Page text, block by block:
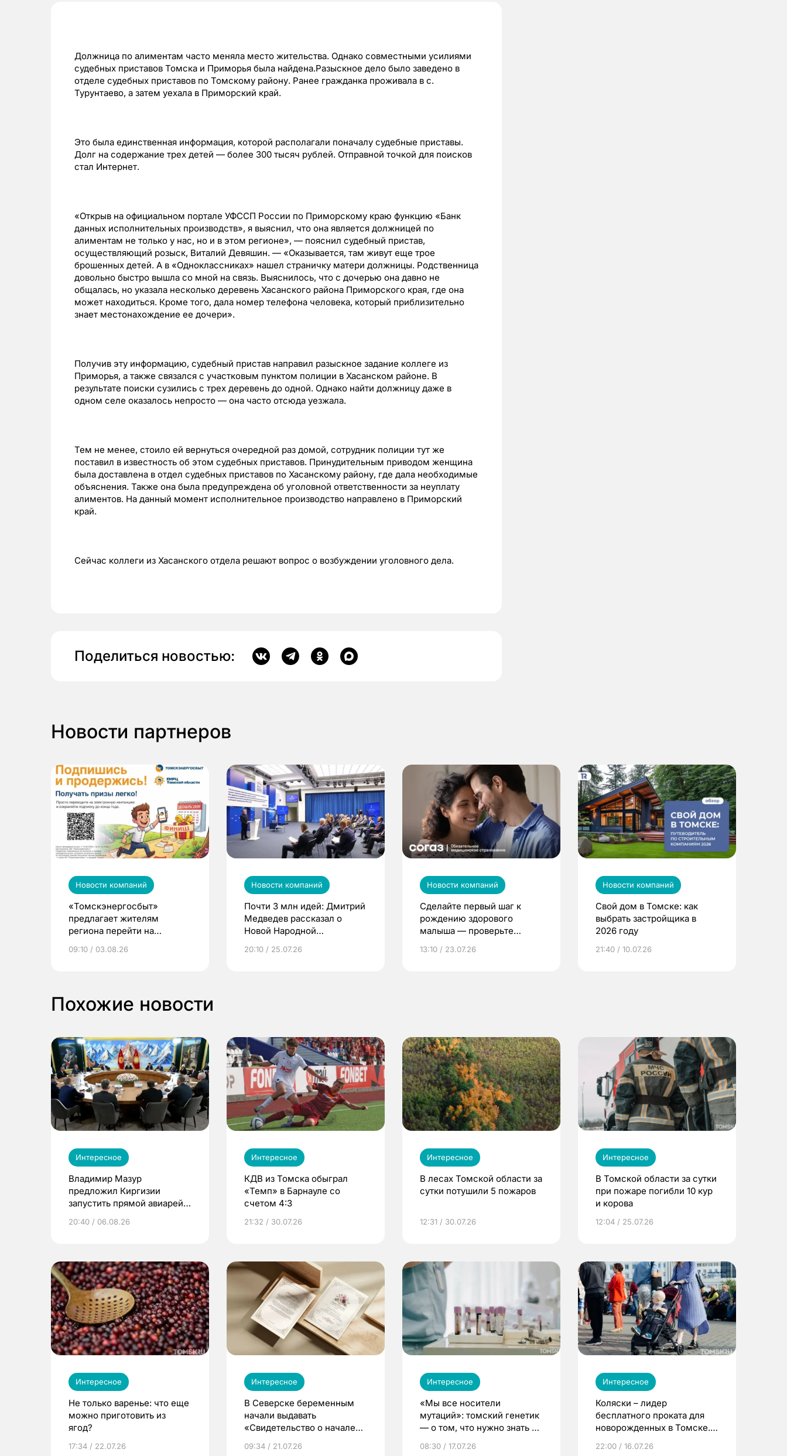
Должница по алиментам часто меняла место жительства. Однако совместными усилиями
судебных приставов Томска и Приморья была найдена.Разыскное дело было заведено в
отделе судебных приставов по Томскому району. Ранее гражданка проживала в с.
Турунтаево, а затем уехала в Приморский край.
Это была единственная информация, которой располагали поначалу судебные приставы.
Долг на содержание трех детей — более 300 тысяч рублей. Отправной точкой для поисков
стал Интернет.
«Открыв на официальном портале УФССП России по Приморскому краю функцию «Банк
данных исполнительных производств», я выяснил, что она является должницей по
алиментам не только у нас, но и в этом регионе», — пояснил судебный пристав,
осуществляющий розыск, Виталий Девяшин. — «Оказывается, там живут еще трое
брошенных детей. А в «Одноклассниках» нашел страничку матери должницы. Родственница
довольно быстро вышла со мной на связь. Выяснилось, что с дочерью она давно не
общалась, но указала несколько деревень Хасанского района Приморского края, где она
может находиться. Кроме того, дала номер телефона человека, который приблизительно
знает местонахождение ее дочери».
Получив эту информацию, судебный пристав направил разыскное задание коллеге из
Приморья, а также связался с участковым пунктом полиции в Хасанском районе. В
результате поиски сузились с трех деревень до одной. Однако найти должницу даже в
одном селе оказалось непросто — она часто отсюда уезжала.
Тем не менее, стоило ей вернуться очередной раз домой, сотрудник полиции тут же
поставил в известность об этом судебных приставов. Принудительным приводом женщина
была доставлена в отдел судебных приставов по Хасанскому району, где дала необходимые
объяснения. Также она была предупреждена об уголовной ответственности за неуплату
алиментов. На данный момент исполнительное производство направлено в Приморский
край.
Сейчас коллеги из Хасанского отдела решают вопрос о возбуждении уголовного дела.
Поделиться новостью:
Новости партнеров
Новости компаний
«Томскэнергосбыт»
предлагает жителям
региона перейти на
выиграть призы
09:10 / 03.08.26
Новости компаний
Почти 3 млн идей: Дмитрий
Медведев рассказал о
Новой Народной
20:10 / 25.07.26
Новости компаний
Сделайте первый шаг к
рождению здорового
малыша — проверьте
по ОМС!
13:10 / 23.07.26
Новости компаний
Свой дом в Томске: как
выбрать застройщика в
2026 году
21:40 / 10.07.26
Похожие новости
Интересное
Владимир Мазур
предложил Киргизии
запустить прямой авиарейс
20:40 / 06.08.26
Интересное
КДВ из Томска обыграл
«Темп» в Барнауле со
счетом 4:3
21:32 / 30.07.26
Интересное
В лесах Томской области за
сутки потушили 5 пожаров
12:31 / 30.07.26
Интересное
В Томской области за сутки
при пожаре погибли 10 кур
и корова
12:04 / 25.07.26
Интересное
Не только варенье: что еще
можно приготовить из
ягод?
17:34 / 22.07.26
Интересное
В Северске беременным
начали выдавать
«Свидетельство о начале
09:34 / 21.07.26
Интересное
«Мы все носители
мутаций»: томский генетик
— о том, что нужно знать до
08:30 / 17.07.26
Интересное
Коляски – лидер
бесплатного проката для
новорожденных в Томске.
22:00 / 16.07.26